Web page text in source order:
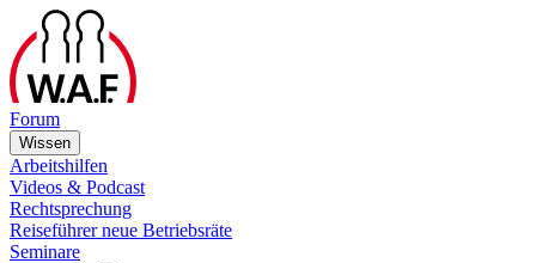
Forum
Wissen
Arbeitshilfen
Videos & Podcast
Rechtsprechung
Reiseführer neue Betriebsräte
Seminare